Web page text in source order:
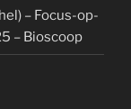
– Focus-op-
– Bioscoop